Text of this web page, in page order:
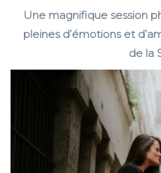
Une magnifique session
pleines d’émotions et
de la